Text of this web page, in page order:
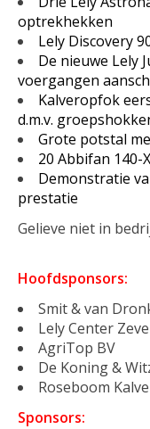
optrekhekken
Lely Discovery
De nieuwe Lely
voergangen
Kalveropfok
d.m.v.
Grote potstal
20 Abbifan 140-
Demonstratie
prestatie
Gelieve niet in
Hoofdsponsors:
Smit & van
Lely Center
AgriTop BV
De Koning &
Roseboom
Sponsors: